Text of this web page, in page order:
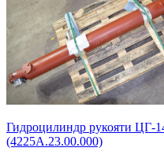
Гидроцилиндр рукояти ЦГ-
(4225А.23.00.000)